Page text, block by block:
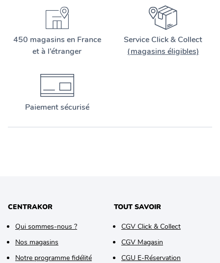
450 magasins en France
et à l’étranger
Service Click & Collect
(magasins éligibles)
Paiement sécurisé
CENTRAKOR
Qui sommes-nous ?
Nos magasins
Notre programme fidélité
TOUT SAVOIR
CGV Click & Collect
CGV Magasin
CGU E-Réservation